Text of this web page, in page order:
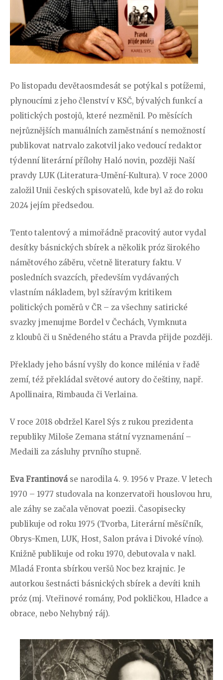
Po listopadu devětaosmdesát se potýkal s potížemi,
plynoucími z jeho členství v KSČ, bývalých funkcí a
politických postojů, které nezměnil. Po měsících
nejrůznějších manuálních zaměstnání s nemožností
publikovat natrvalo zakotvil jako vedoucí redaktor
týdenní literární přílohy Haló novin, později Naší
pravdy LUK (Literatura-Umění-Kultura). V roce 2000
založil Unii českých spisovatelů, kde byl až do roku
2024 jejím předsedou.
Tento talentový a mimořádně pracovitý autor vydal
desítky básnických sbírek a několik próz širokého
námětového záběru, včetně literatury faktu. V
posledních svazcích, především vydávaných
vlastním nákladem, byl sžíravým kritikem
politických poměrů v ČR – za všechny satirické
svazky jmenujme Bordel v Čechách, Vymknuta
z kloubů či u Snědeného státu a Pravda přijde později.
Překlady jeho básní vyšly do konce milénia v řadě
zemí, též překládal světové autory do češtiny, např.
Apollinaira, Rimbauda či Verlaina.
V roce 2018 obdržel Karel Sýs z rukou prezidenta
republiky Miloše Zemana státní vyznamenání –
Medaili za zásluhy prvního stupně.
Eva Frantinová se narodila 4. 9. 1956 v Praze. V letech
1970 – 1977 studovala na konzervatoři houslovou hru,
ale záhy se začala věnovat poezii. Časopisecky
publikuje od roku 1975 (Tvorba, Literární měsíčník,
Obrys-Kmen, LUK, Host, Salon práva i Divoké víno).
Knižně publikuje od roku 1970, debutovala v nakl.
Mladá Fronta sbírkou veršů Noc bez krajnic. Je
autorkou šestnácti básnických sbírek a devíti knih
próz (mj. Vteřinové romány, Pod pokličkou, Hladce a
obrace, nebo Nehybný ráj).